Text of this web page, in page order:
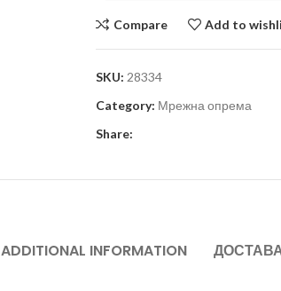
Compare Add to
SKU: 28334
Category: Мрежна опрема
Share:
ADDITIONAL INFORMATION